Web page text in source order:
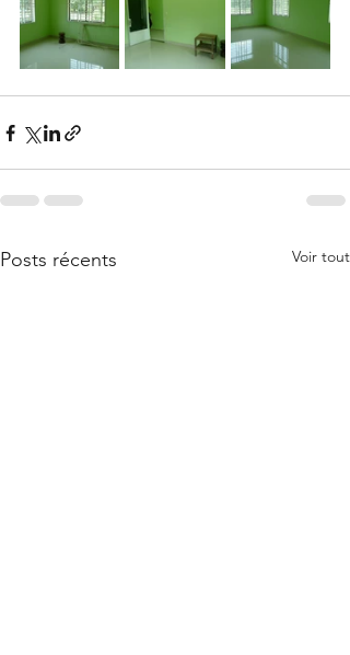
Posts récents Voir tout